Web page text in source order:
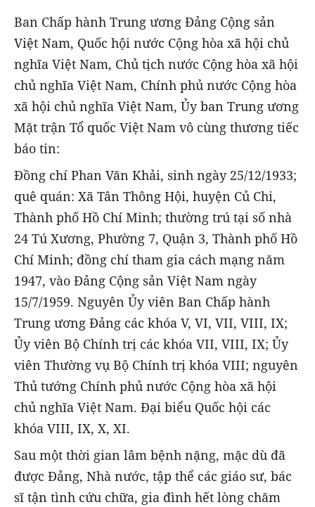
Ban Chấp hành Trung ương Đảng Cộng sản
Việt Nam, Quốc hội nước Cộng hòa xã hội chủ
nghĩa Việt Nam, Chủ tịch nước Cộng hòa xã hội
chủ nghĩa Việt Nam, Chính phủ nước Cộng hòa
xã hội chủ nghĩa Việt Nam, Ủy ban Trung ương
Mặt trận Tổ quốc Việt Nam vô cùng thương tiếc
báo tin:
Đồng chí Phan Văn Khải, sinh ngày 25/12/1933;
quê quán: Xã Tân Thông Hội, huyện Củ Chi,
Thành phố Hồ Chí Minh; thường trú tại số nhà
24 Tú Xương, Phường 7, Quận 3, Thành phố Hồ
Chí Minh; đồng chí tham gia cách mạng năm
1947, vào Đảng Cộng sản Việt Nam ngày
15/7/1959. Nguyên Ủy viên Ban Chấp hành
Trung ương Đảng các khóa V, VI, VII, VIII, IX;
Ủy viên Bộ Chính trị các khóa VII, VIII, IX; Ủy
viên Thường vụ Bộ Chính trị khóa VIII; nguyên
Thủ tướng Chính phủ nước Cộng hòa xã hội
chủ nghĩa Việt Nam. Đại biểu Quốc hội các
khóa VIII, IX, X, XI.
Sau một thời gian lâm bệnh nặng, mặc dù đã
được Đảng, Nhà nước, tập thể các giáo sư, bác
sĩ tận tình cứu chữa, gia đình hết lòng chăm